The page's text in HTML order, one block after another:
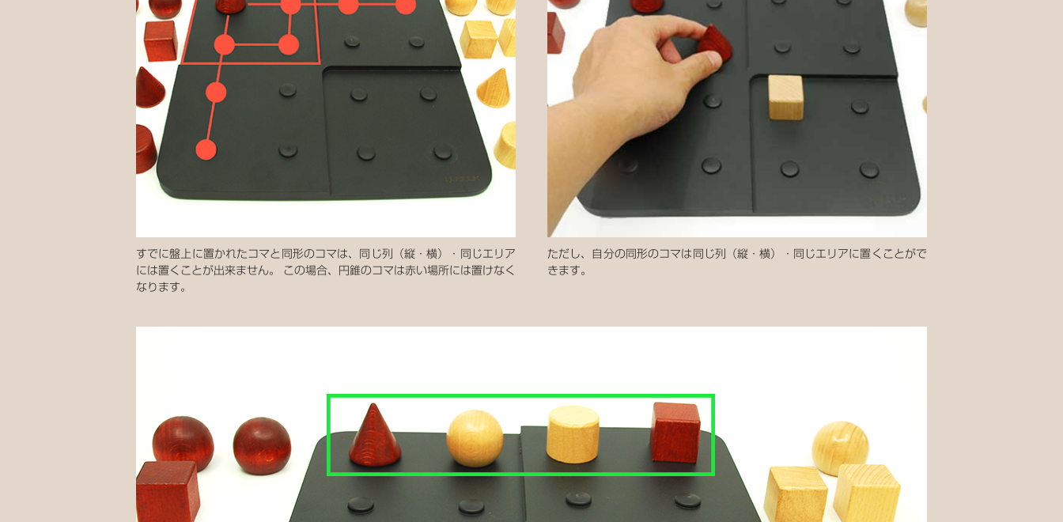
すでに盤上に置かれたコマと同形のコマは、同じ列（縦・横）・同じエリア
には置くことが出来ません。 この場合、円錐のコマは赤い場所には置けなく
なります。
ただし、自分の同形のコマは同じ列（縦・横）・同じエリアに置くことがで
きます。